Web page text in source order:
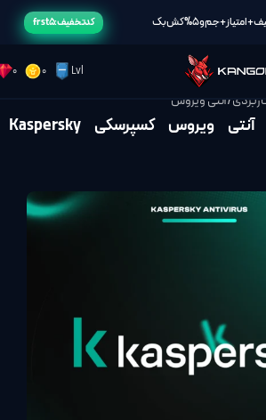
کد تخفیف: frst5
0 0 Lvl
/آنتی ویروس
لایسنس اورجینال آنتی ویروس کسپرسکی Kaspersky